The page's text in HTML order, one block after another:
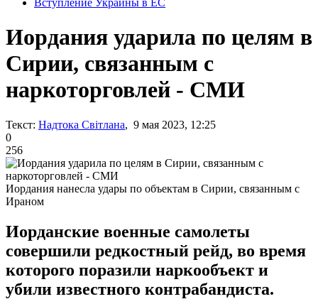
Вступление Украины в ЕС
Иордания ударила по целям в
Сирии, связанным с
наркоторговлей - СМИ
Текст: Надтока Світлана, 9 мая 2023, 12:25
0
256
Иордания нанесла удары по объектам в Сирии, связанным с
Ираном
Иорданские военные самолеты
совершили редкостный рейд, во время
которого поразили наркообъект и
убили известного контрабандиста.